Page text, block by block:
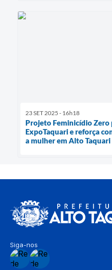
23 SET 2025 - 16h18
Projeto Feminicídio Zero
ExpoTaquari e reforça
a mulher em Alto Taquari
Siga-nos